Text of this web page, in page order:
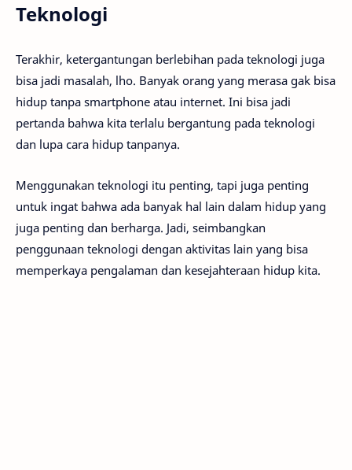
Teknologi
Terakhir, ketergantungan berlebihan pada teknologi juga
bisa jadi masalah, lho. Banyak orang yang merasa gak bisa
hidup tanpa smartphone atau internet. Ini bisa jadi
pertanda bahwa kita terlalu bergantung pada teknologi
dan lupa cara hidup tanpanya.
Menggunakan teknologi itu penting, tapi juga penting
untuk ingat bahwa ada banyak hal lain dalam hidup yang
juga penting dan berharga. Jadi, seimbangkan
penggunaan teknologi dengan aktivitas lain yang bisa
memperkaya pengalaman dan kesejahteraan hidup kita.